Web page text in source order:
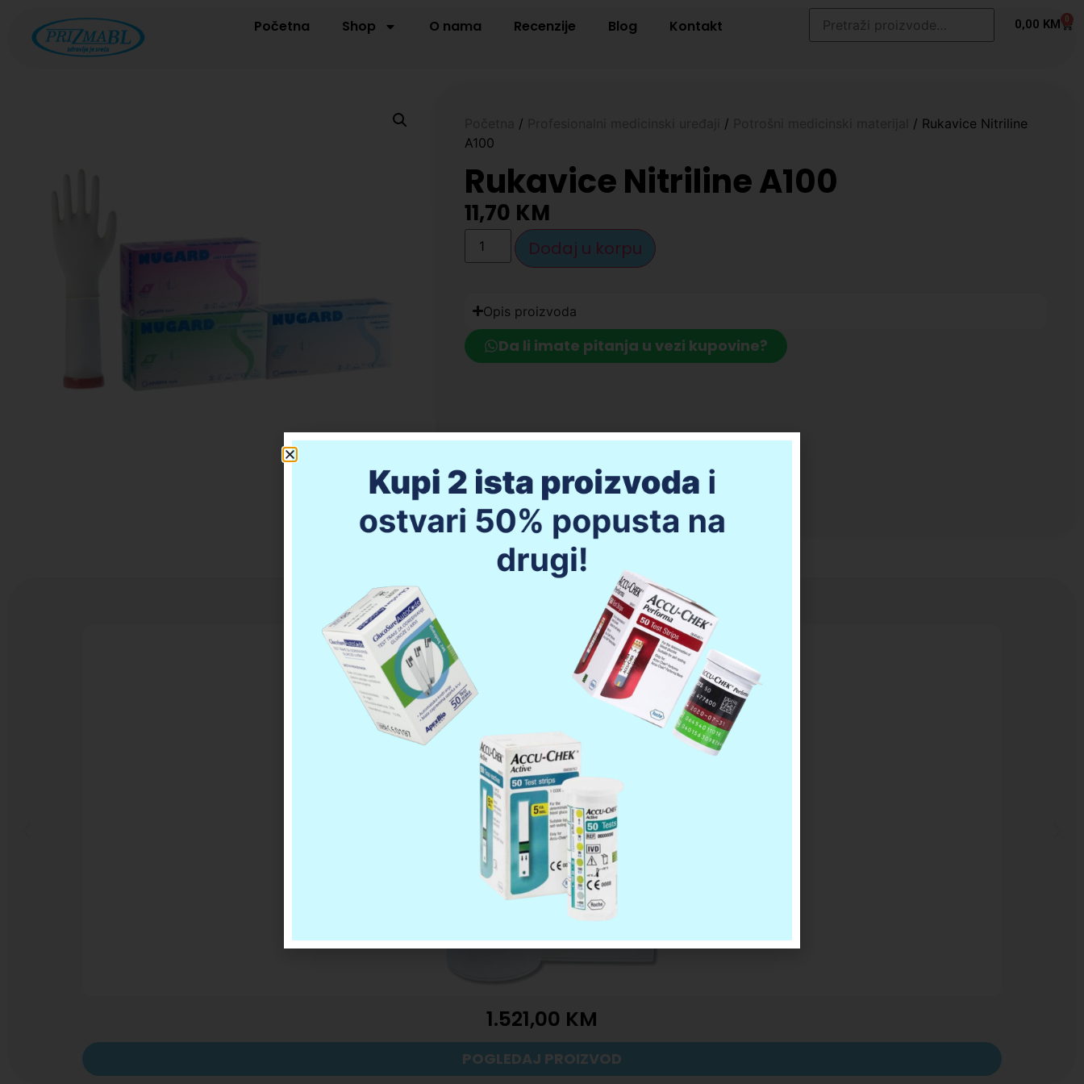
Početna Shop O nama Recenzije Blog Kontakt 0,00 KM 0
/ /
/ Rukavice Nitriline
A100
Rukavice Nitriline A100
11,70 KM
Dodaj u korpu
Opis proizvoda
Da li imate pitanja u vezi kupovine?
1.521,00 KM
POGLEDAJ PROIZVOD